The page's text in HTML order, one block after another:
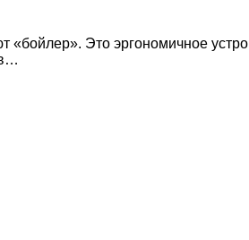
«бойлер». Это эргономичное